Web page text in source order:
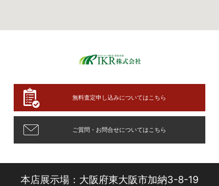
無料査定申し込みについてはこちら
ご質問・お問合せについてはこちら
本店展示場：大阪府東大阪市加納3-8-19